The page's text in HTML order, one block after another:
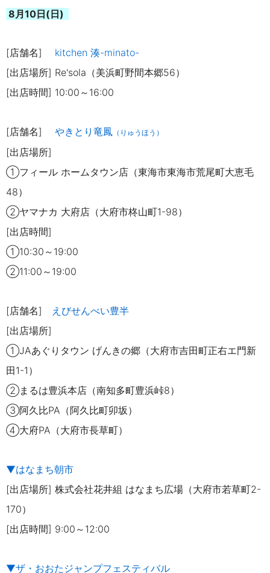
8月10日(日)
[店舗名] kitchen 湊-minato-
[出店場所] Re'sola（美浜町野間本郷56）
[出店時間] 10:00～16:00
[店舗名] やきとり竜鳳 （りゅうほう）
[出店場所]
①フィール ホームタウン店（東海市東海市荒尾町大恵毛
48）
②ヤマナカ 大府店（大府市柊山町1-98）
[出店時間]
①10:30～19:00
②11:00～19:00
[店舗名]
えびせんべい豊半
[出店場所]
①JAあぐりタウン げんきの郷（大府市吉田町正右エ門新
田1-1）
②まるは豊浜本店（南知多町豊浜峠8）
③阿久比PA（阿久比町卯坂）
④大府PA（大府市長草町）
▼はなまち朝市
[出店場所] 株式会社花井組 はなまち広場（大府市若草町2-
170）
[出店時間] 9:00～12:00
▼ザ・おおたジャンプフェスティバル